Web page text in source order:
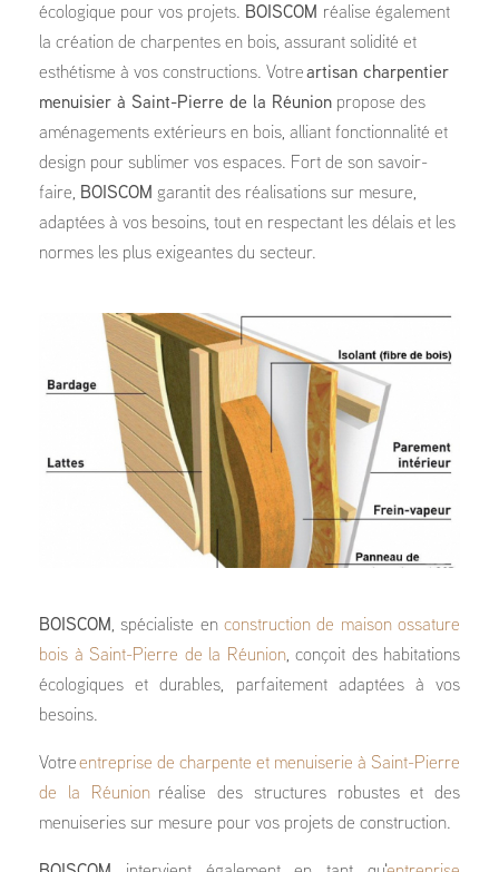
écologique pour vos projets. BOISCOM réalise également
la création de charpentes en bois, assurant solidité et
esthétisme à vos constructions. Votre artisan charpentier
menuisier à Saint-Pierre de la Réunion propose des
aménagements extérieurs en bois, alliant fonctionnalité et
design pour sublimer vos espaces. Fort de son savoir-
faire, BOISCOM garantit des réalisations sur mesure,
adaptées à vos besoins, tout en respectant les délais et les
normes les plus exigeantes du secteur.
BOISCOM , spécialiste en construction de maison ossature
bois à Saint-Pierre de la Réunion, conçoit des habitations
écologiques et durables, parfaitement adaptées à vos
besoins.
Votre entreprise de charpente et menuiserie à Saint-Pierre
de la Réunionréalise des structures robustes et des
menuiseries sur mesure pour vos projets de construction.